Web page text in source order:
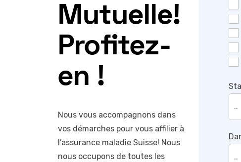
Mutuelle!
Profitez-
en !
Nous vous accompagnons dans
vos démarches pour vous affilier à
l’assurance maladie Suisse! Nous
nous occupons de toutes les